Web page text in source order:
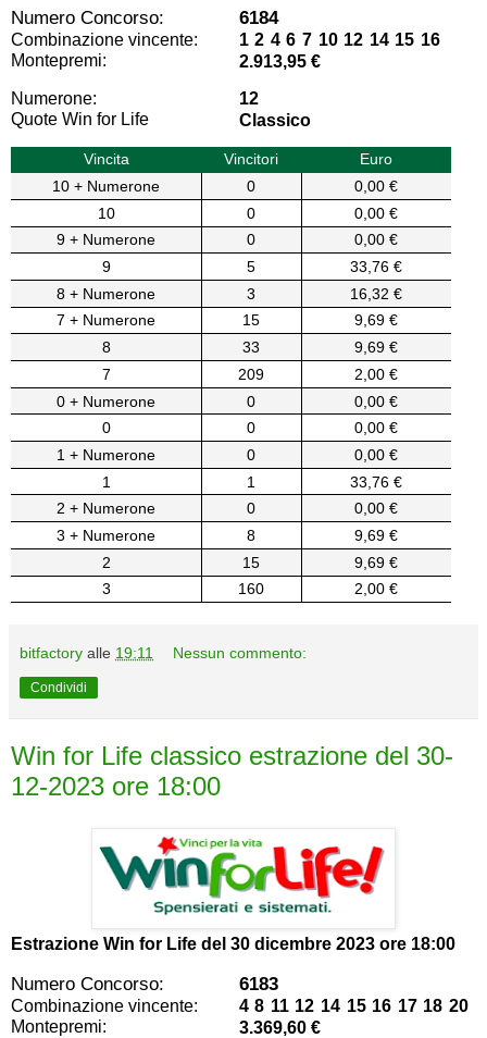
Numero Concorso: 6184
Combinazione vincente:
1 2 4 6 7 10 12 14 15 16
Montepremi:
2.913,95 €
Numerone:
12
Quote Win for Life
Classico
Vincita Vincitori
Euro
10 + Numerone
0
0,00 €
10
0
0,00 €
9 + Numerone
0
0,00 €
9
5
33,76 €
8 + Numerone
3
16,32 €
7 + Numerone
15
9,69 €
8
33
9,69 €
7
209
2,00 €
0 + Numerone
0
0,00 €
0
0
0,00 €
1 + Numerone
0
0,00 €
1
1
33,76 €
2 + Numerone
0
0,00 €
3 + Numerone
8
9,69 €
2
15
9,69 €
3
160 2,00 €
bitfactory alle 19:11 Nessun commento:
Condividi
Win for Life classico estrazione del 30-
12-2023 ore 18:00
Estrazione Win for Life del 30 dicembre 2023 ore 18:00
Numero Concorso: 6183
Combinazione vincente:
4 8 11 12 14 15 16 17 18 20
Montepremi:
3.369,60 €